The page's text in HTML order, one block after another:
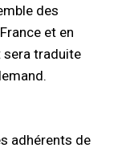
des
et en
sera traduite
adhérents de